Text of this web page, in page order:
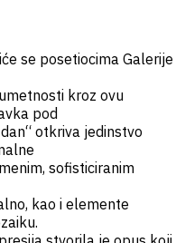
se posetiocima Galerije
kroz ovu
pod
otkriva jedinstvo
sofisticiranim
kao i elemente